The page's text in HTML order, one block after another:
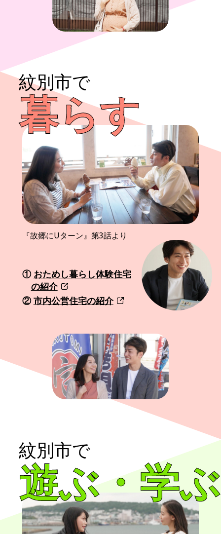
紋別市で
暮らす
『故郷にUターン』第3話より
① おためし暮らし体験住宅
の紹介
②市内公営住宅の紹介
紋別市で
遊ぶ・学ぶ